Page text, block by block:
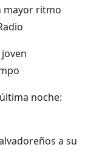
mayor ritmo
noche:
a su